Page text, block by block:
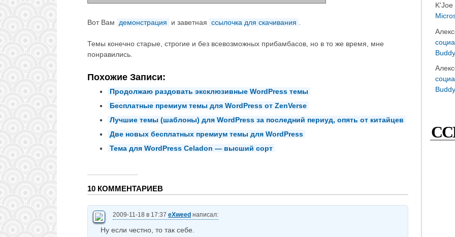
Вот Вам демонстрация и заветная ссылочка для скачивания
Темы конечно старые, строгие и без всевозможных прибамбасов, но в то же время, мне
понравились.
Похожие Записи:
Продолжаю раздовать эксклюзивные WordPress темы
Бесплатные премиум темы для WordPress от ZenVerse
Лучшие темы (шаблоны) для WordPress за последний периуд, опять от китайцев
Две новых бесплатных премиум темы для WordPress
Тема для WordPress Celadon — высший сорт
10 КОММЕНТАРИЕВ
2009-11-18 в 17:37 eXweed написал:
Ну если честно, то так себе.
K'Joe